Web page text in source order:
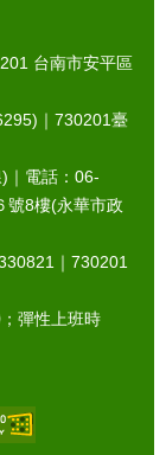
台南市安平區
｜ 730201臺
｜電話：06-
號8樓(永華市政
｜ 730201
彈性上班時